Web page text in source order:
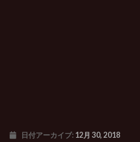
日付アーカイブ: 12月 30, 2018